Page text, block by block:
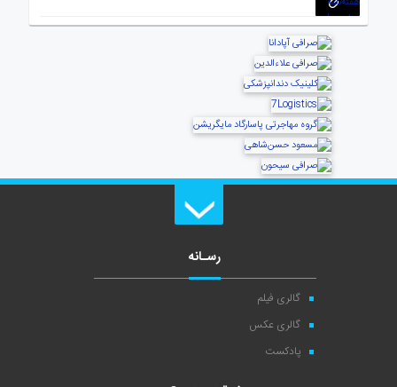
رسـانه
گالری فیلم
گالری عکس
پادکست